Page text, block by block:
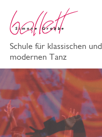
Schule für klassischen und
modernen Tanz